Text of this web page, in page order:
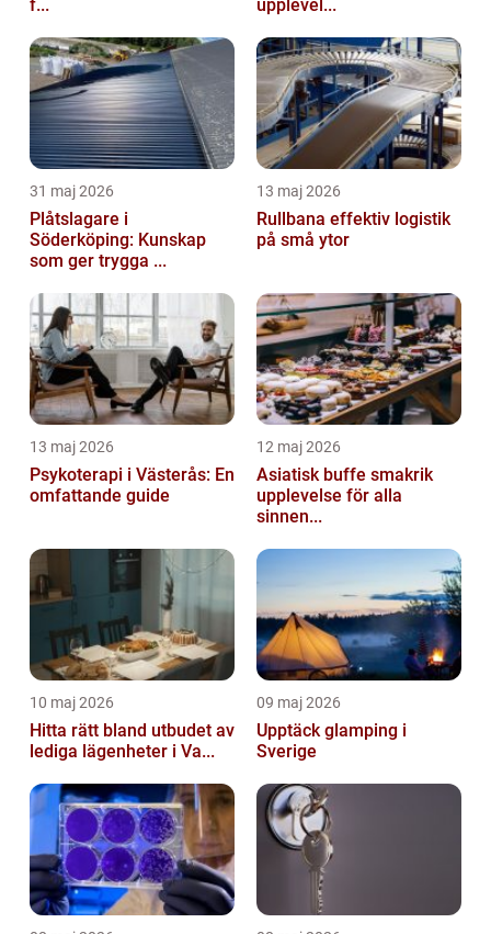
f... upplevel...
31 maj 2026
Plåtslagare i
Söderköping: Kunskap
som ger trygga ...
13 maj 2026
Rullbana effektiv logistik
på små ytor
13 maj 2026
Psykoterapi i Västerås: En
omfattande guide
12 maj 2026
Asiatisk buffe smakrik
upplevelse för alla
sinnen...
10 maj 2026
Hitta rätt bland utbudet av
lediga lägenheter i Va...
09 maj 2026
Upptäck glamping i
Sverige